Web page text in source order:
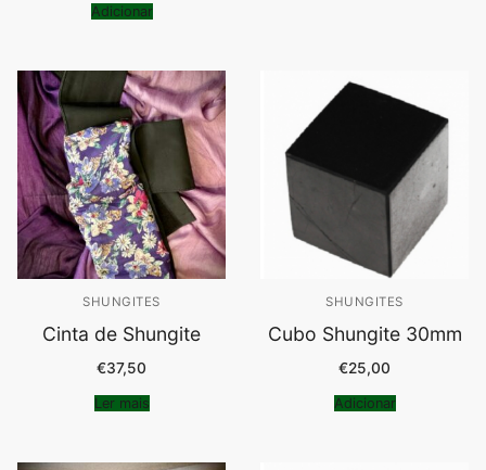
Adicionar
SHUNGITES
Cinta de Shungite
€37,50
Ler mais
SHUNGITES
Cubo Shungite 30mm
€25,00
Adicionar